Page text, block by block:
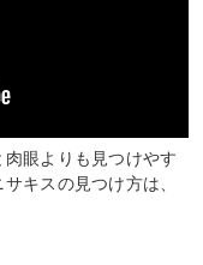
眼よりも見つけやす
キスの見つけ方は、